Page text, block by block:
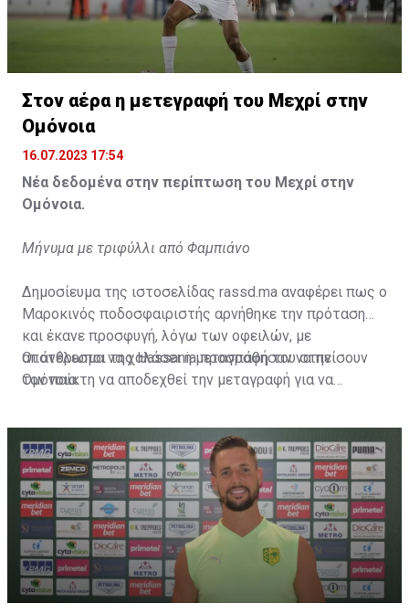
Στον αέρα η μετεγραφή του Μεχρί στην
Ομόνοια
16.07.2023 17:54
Νέα δεδομένα στην περίπτωση του Μεχρί στην
Ομόνοια.
Μήνυμα με τριφύλλι από Φαμπιάνο
Δημοσίευμα της ιστοσελίδας rassd.ma αναφέρει πως ο
Μαροκινός ποδοσφαιριστής αρνήθηκε την πρόταση
και έκανε προσφυγή, λόγω των οφειλών, με
αποτέλεσμα να χαλάσει η μεταγραφή του στην
Ομόνοια.
Οι άνθρωποι της Hassania προσπάθησαν να πείσουν
τον παίκτη να αποδεχθεί την μεταγραφή για να
μετακίνησή του, αλλά ο παίκτης αρνήθηκε και επέμεινε
να λύσει το συμβόλαιό του, ώστε να μετακομίσει
ελεύθερα σε οποιαδήποτε νέα ομάδα το τρέχον
καλοκαίρι.